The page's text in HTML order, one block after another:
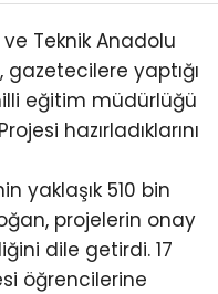
Teknik Anadolu
gazetecilere yaptığı
eğitim müdürlüğü
hazırladıklarını
yaklaşık 510 bin
projelerin onay
dile getirdi. 17
öğrencilerine